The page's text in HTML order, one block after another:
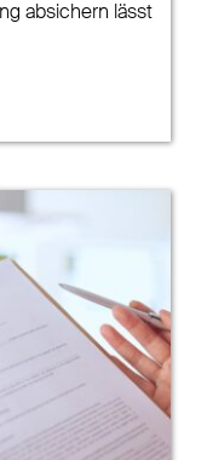
absichern lässt